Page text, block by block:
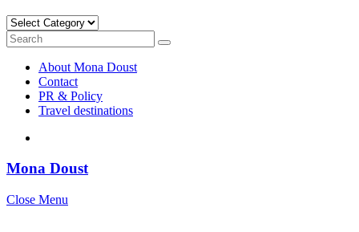
Categories
Search
for:
Search
About Mona Doust
Contact
PR & Policy
Travel destinations
Mona Doust
Close Menu